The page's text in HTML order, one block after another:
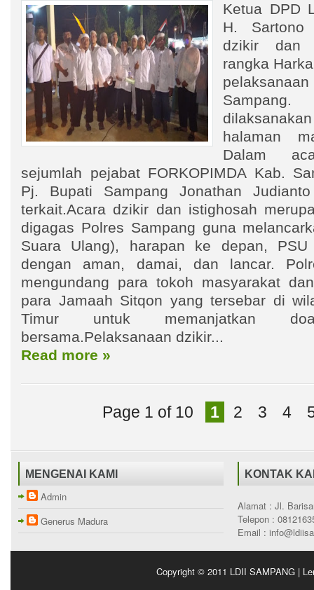
Ketua DPD
H. Sartono
dzikir dan
rangka
halaman
Dalam
sejumlah pejabat FORKOPIMDA Kab.
Pj. Bupati Sampang Jonathan
terkait.Acara dzikir dan istighosah
digagas Polres Sampang guna
Suara Ulang), harapan ke depan,
dengan aman, damai, dan lancar.
mengundang para tokoh masyarakat
para Jamaah Sitqon yang tersebar di
Timur untuk memanjatkan
bersama.Pelaksanaan dzikir...
Read more »
Page 1 of 10 1 2 3 4
MENGENAI KAMI
Admin
Generus Madura
KONTAK
Alamat : Jl.
Telepon :
Email :
Copyright © 2011 LDII SAMPANG |